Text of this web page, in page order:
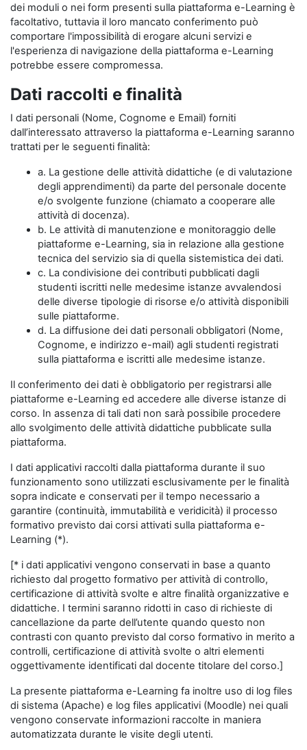
dei moduli o nei form presenti sulla piattaforma e-Learning è
facoltativo, tuttavia il loro mancato conferimento può
comportare l'impossibilità di erogare alcuni servizi e
l'esperienza di navigazione della piattaforma e-Learning
potrebbe essere compromessa.
Dati raccolti e finalità
I dati personali (Nome, Cognome e Email) forniti
dall’interessato attraverso la piattaforma e-Learning saranno
trattati per le seguenti finalità:
a. La gestione delle attività didattiche (e di valutazione
degli apprendimenti) da parte del personale docente
e/o svolgente funzione (chiamato a cooperare alle
attività di docenza).
b. Le attività di manutenzione e monitoraggio delle
piattaforme e-Learning, sia in relazione alla gestione
tecnica del servizio sia di quella sistemistica dei dati.
c. La condivisione dei contributi pubblicati dagli
studenti iscritti nelle medesime istanze avvalendosi
delle diverse tipologie di risorse e/o attività disponibili
sulle piattaforme.
d. La diffusione dei dati personali obbligatori (Nome,
Cognome, e indirizzo e-mail) agli studenti registrati
sulla piattaforma e iscritti alle medesime istanze.
Il conferimento dei dati è obbligatorio per registrarsi alle
piattaforme e-Learning ed accedere alle diverse istanze di
corso. In assenza di tali dati non sarà possibile procedere
allo svolgimento delle attività didattiche pubblicate sulla
piattaforma.
I dati applicativi raccolti dalla piattaforma durante il suo
funzionamento sono utilizzati esclusivamente per le finalità
sopra indicate e conservati per il tempo necessario a
garantire (continuità, immutabilità e veridicità) il processo
formativo previsto dai corsi attivati sulla piattaforma e-
Learning (*).
[* i dati applicativi vengono conservati in base a quanto
richiesto dal progetto formativo per attività di controllo,
certificazione di attività svolte e altre finalità organizzative e
didattiche. I termini saranno ridotti in caso di richieste di
cancellazione da parte dell’utente quando questo non
contrasti con quanto previsto dal corso formativo in merito a
controlli, certificazione di attività svolte o altri elementi
oggettivamente identificati dal docente titolare del corso.]
La presente piattaforma e-Learning fa inoltre uso di log files
di sistema (Apache) e log files applicativi (Moodle) nei quali
vengono conservate informazioni raccolte in maniera
automatizzata durante le visite degli utenti.